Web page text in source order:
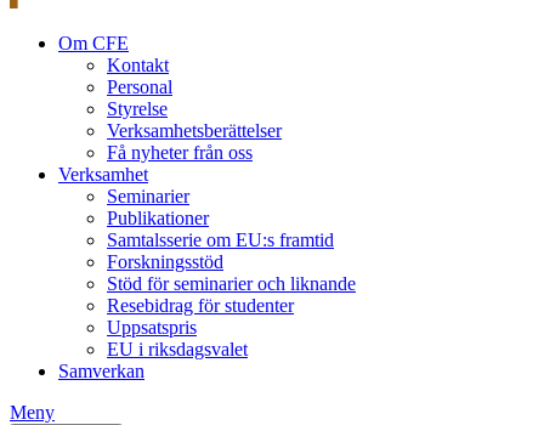
Om CFE
Kontakt
Personal
Styrelse
Verksamhetsberättelser
Få nyheter från oss
Verksamhet
Seminarier
Publikationer
Samtalsserie om EU:s framtid
Forskningsstöd
Stöd för seminarier och liknande
Resebidrag för studenter
Uppsatspris
EU i riksdagsvalet
Samverkan
Meny